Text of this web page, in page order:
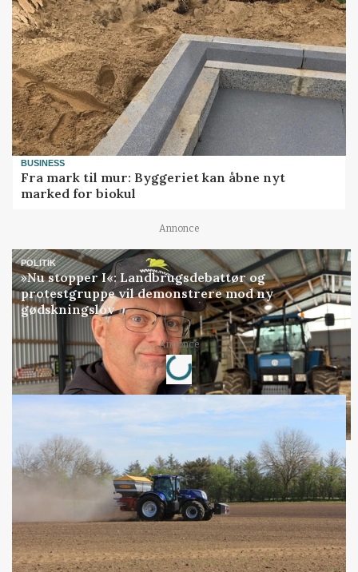
BUSINESS
Fra mark til mur: Byggeriet kan åbne nyt
marked for biokul
Annonce
POLITIK
»Nu stopper I«: Landbrugsdebattør og
protestgruppe vil demonstrere mod ny
gødskningslov
Annonce
Loading...